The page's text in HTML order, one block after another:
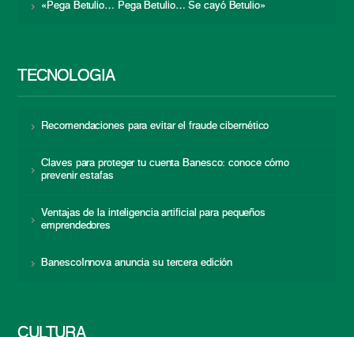
«Pega Betulio… Pega Betulio… Se cayó Betulio»
TECNOLOGÍA
Recomendaciones para evitar el fraude cibernético
Claves para proteger tu cuenta Banesco: conoce cómo
prevenir estafas
Ventajas de la inteligencia artificial para pequeños
emprendedores
BanescoInnova anuncia su tercera edición